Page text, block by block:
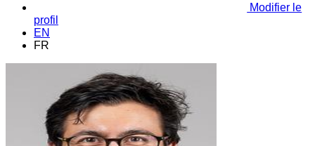
Modifier le
profil
EN
FR